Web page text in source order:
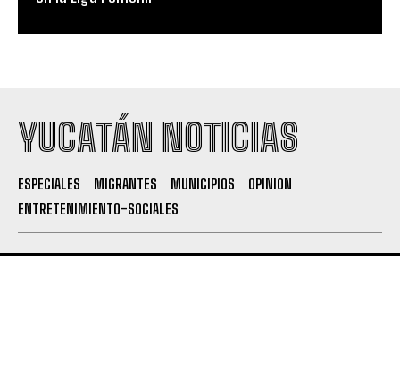
YUCATÁN NOTICIAS
ESPECIALES MIGRANTES MUNICIPIOS
OPINION
ENTRETENIMIENTO-SOCIALES